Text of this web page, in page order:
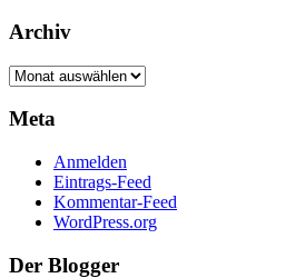
Archiv
Archiv
Meta
Anmelden
Eintrags-Feed
Kommentar-Feed
WordPress.org
Der Blogger